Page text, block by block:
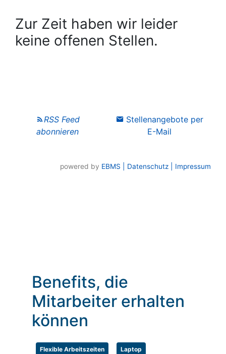
powered by EBMS | Datenschutz | Impressum
Benefits, die
Mitarbeiter erhalten
können
Flexible Arbeitszeiten Laptop